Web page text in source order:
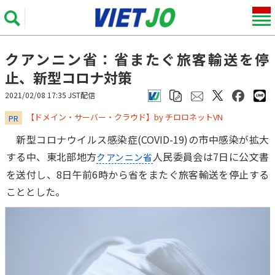
クアンニン省：省またぐ旅客輸送を停
止、新型コロナ対策
2021/02/08 17:35 JST配信
PR ​​​​​​​【ドメイン・サーバー・クラウド】by チロロネットVN
新型コロナウイルス感染症(COVID-19)の市中感染が拡大
する中、東北部地方クアンニン省人民委員会は7日に公文書
を送付し、8日午前6時から省をまたぐ旅客輸送を停止する
こととした。